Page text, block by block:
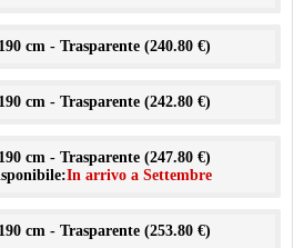
cm - Trasparente (240.80 €)
cm - Trasparente (242.80 €)
cm - Trasparente (247.80 €)
In arrivo a Settembre
cm - Trasparente (253.80 €)